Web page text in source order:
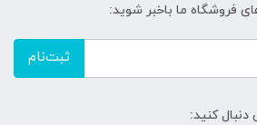
فروشگاه ما باخبر شوید:
ثبت‌نام
دنبال کنید: